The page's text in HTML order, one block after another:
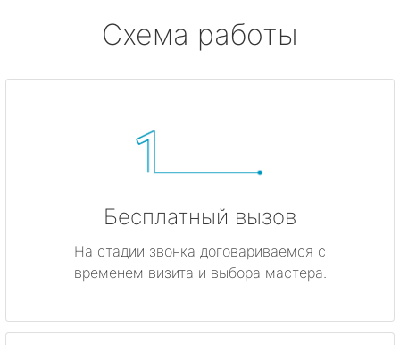
Схема работы
Бесплатный вызов
На стадии звонка договариваемся с
временем визита и выбора мастера.